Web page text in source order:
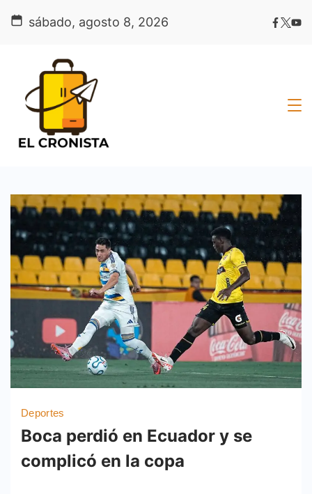
sábado, agosto 8, 2026
Deportes
Boca perdió en Ecuador y se
complicó en la copa